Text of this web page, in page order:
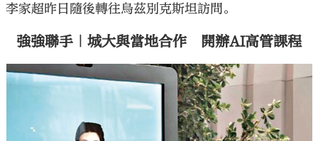
李家超昨日隨後轉往烏茲別克斯坦訪問。
強強聯手｜城大與當地合作 開辦AI高管課程